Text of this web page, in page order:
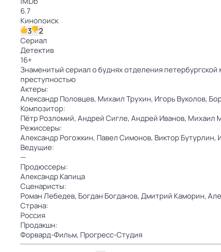
6.7
Кинопоиск
3
2
Сериал
Детектив
16+
Знаменитый сериал о буднях отделения
преступностью
Актеры:
Александр Половцев, Михаил Трухин, Игорь Вуколов,
Композитор:
Пётр Розломий,Андрей Сигле,Андрей Иванов, Михаил
Режиссеры:
Александр Рогожкин, Павел Симонов, Виктор Бутурлин,
Ведущие:
—
Продюссеры:
Александр Капица
Сценаристы:
Роман Лебедев, Богдан Богданов,Дмитрий Каморин,
Страна:
Россия
Продакшн:
Форвард-Фильм, Прогресс-Студия